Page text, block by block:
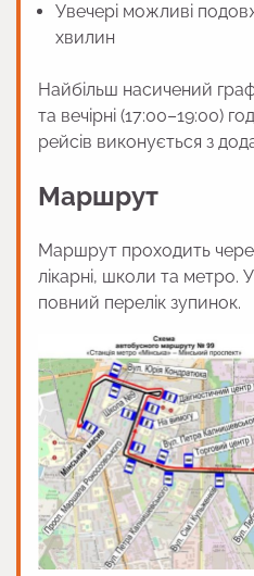
Увечері можливі
хвилин
Найбільш насичений
та вечірні (17:00–19:00)
рейсів виконується з
Маршрут
Маршрут проходить
лікарні, школи та
повний перелік зупинок.